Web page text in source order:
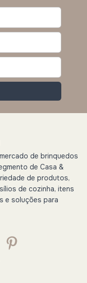
de brinquedos
de Casa &
de produtos,
de cozinha, itens
e soluções para